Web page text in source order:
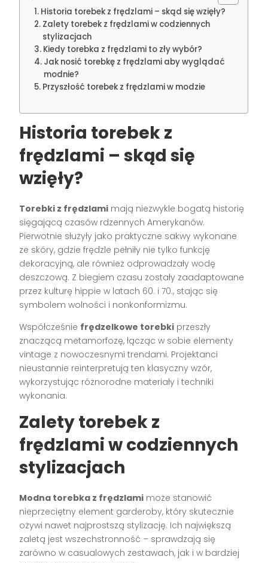
Historia torebek z frędzlami – skąd się wzięły?
Zalety torebek z frędzlami w codziennych
stylizacjach
Kiedy torebka z frędzlami to zły wybór?
Jak nosić torebkę z frędzlami aby wyglądać
modnie?
Przyszłość torebek z frędzlami w modzie
Historia torebek z
frędzlami – skąd się
wzięły?
Torebki z frędzlami mają niezwykle bogatą historię
sięgającą czasów rdzennych Amerykanów.
Pierwotnie służyły jako praktyczne sakwy wykonane
ze skóry, gdzie frędzle pełniły nie tylko funkcję
dekoracyjną, ale również odprowadzały wodę
deszczową. Z biegiem czasu zostały zaadaptowane
przez kulturę hippie w latach 60. i 70., stając się
symbolem wolności i nonkonformizmu.
Współcześnie frędzelkowe torebki przeszły
znaczącą metamorfozę, łącząc w sobie elementy
vintage z nowoczesnymi trendami. Projektanci
nieustannie reinterpretują ten klasyczny wzór,
wykorzystując różnorodne materiały i techniki
wykonania.
Zalety torebek z
frędzlami w codziennych
stylizacjach
Modna torebka z frędzlami może stanowić
nieprzeciętny element garderoby, który skutecznie
ożywi nawet najprostszą stylizację. Ich największą
zaletą jest wszechstronność – sprawdzają się
zarówno w casualowych zestawach, jak i w bardziej